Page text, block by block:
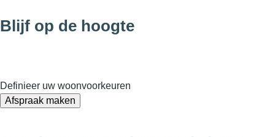
Blijf op de hoogte
Definieer uw woonvoorkeuren
Afspraak maken